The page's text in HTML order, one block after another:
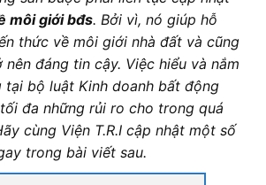
môi giới bđs. Bởi vì, nó giúp hỗ
thức về môi giới nhà đất và cũng
đáng tin cậy. Việc hiểu và nắm
tại bộ luật Kinh doanh bất động
đa những rủi ro cho trong quá
cùng Viện T.R.I cập nhật một số
trong bài viết sau.